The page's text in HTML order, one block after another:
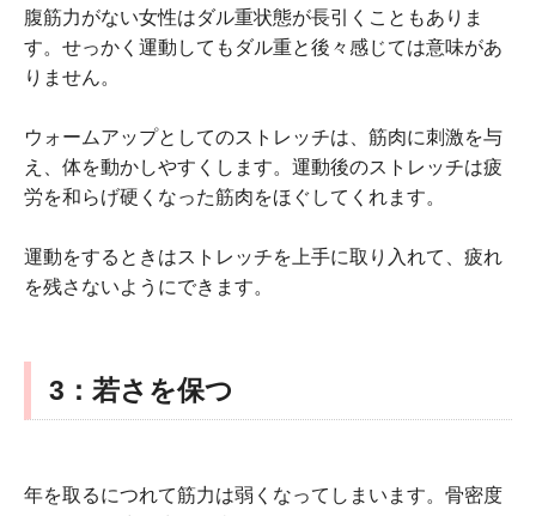
腹筋力がない女性はダル重状態が長引くこともありま
す。せっかく運動してもダル重と後々感じては意味があ
りません。
ウォームアップとしてのストレッチは、筋肉に刺激を与
え、体を動かしやすくします。運動後のストレッチは疲
労を和らげ硬くなった筋肉をほぐしてくれます。
運動をするときはストレッチを上手に取り入れて、疲れ
を残さないようにできます。
3 ：若さを保つ
年を取るにつれて筋力は弱くなってしまいます。骨密度